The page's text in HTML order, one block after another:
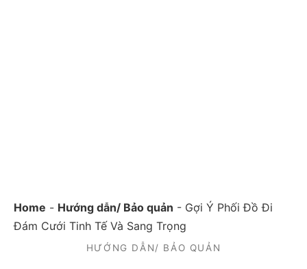
Home - Hướng dẫn/ Bảo quản - Gợi Ý Phối Đồ Đi
Đám Cưới Tinh Tế Và Sang Trọng
HƯỚNG DẪN/ BẢO QUẢN